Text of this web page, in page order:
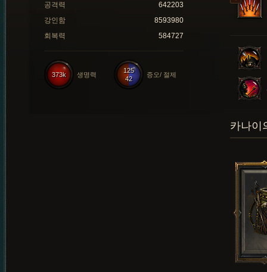
공격력
642203
강인함
8593980
회복력
584727
125
42
증오/ 절제
373k 생명력
카나이